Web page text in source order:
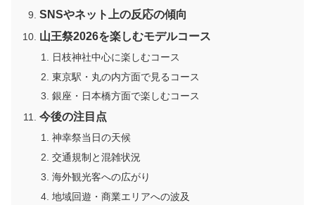
SNSやネット上の反応の傾向
山王祭2026を楽しむモデルコース
日枝神社中心に楽しむコース
東京駅・丸の内方面で見るコース
銀座・日本橋方面で楽しむコース
今後の注目点
神幸祭当日の天候
交通規制と混雑状況
海外観光客への広がり
地域回遊・商業エリアへの波及